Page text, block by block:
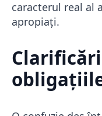
caracterul real al
apropiați.